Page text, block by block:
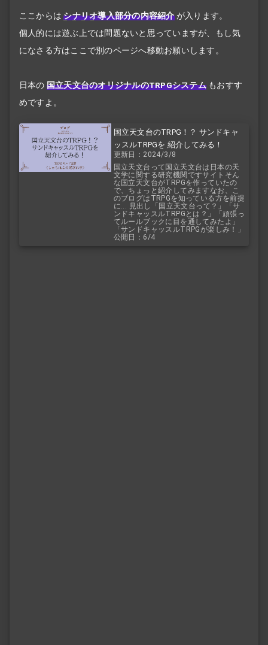
ここからは シナリオ導入部分の内容紹介 が入ります。
個人的には遊ぶ上では問題ないと思っていますが、もし気
になさる方はここで別のページへ移動お願いします。
日本の 国立天文台のオリジナルのTRPGシステム もおすす
めですよ。
国立天文台のTRPG！？ サンドキャ
ッスルTRPGを 紹介してみる！
更新日：2024/3/8
国立天文台って国立天文台は日本の天
文学に関する研究機関ですサイトそん
な国立天文台がTRPGを作っていたの
で、ちょっと紹介してみますなお、こ
のブログはTRPGを知っている方を前提
に... 見出し「国立天文台って？」「サ
ンドキャッスルTRPGとは？」「頑張っ
てルールブックに目を通してみたよ」
「サンドキャッスルTRPGが楽しみ！」
公開日：6/4